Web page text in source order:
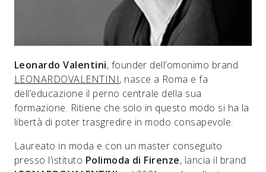
Leonardo Valentini, founder dell’omonimo brand
LEONARDOVALENTINI, nasce a Roma e fa
dell’educazione il perno centrale della sua
formazione. Ritiene che solo in questo modo si ha la
libertà di poter trasgredire in modo consapevole.
Laureato in moda e con un master conseguito
presso l’istituto Polimoda di Firenze, lancia il brand